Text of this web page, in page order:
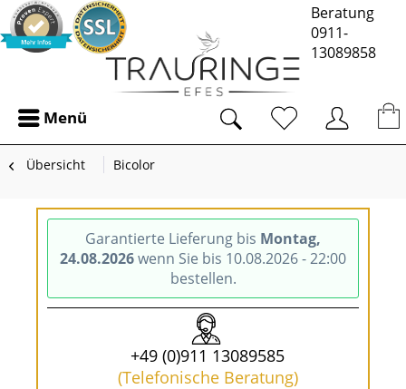
Beratung
0911-
13089858
Menü
Übersicht Bicolor
Garantierte Lieferung bis Montag,
24.08.2026wenn Sie bis 10.08.2026 - 22:00
bestellen.
+49 (0)911 13089585
(Telefonische Beratung)